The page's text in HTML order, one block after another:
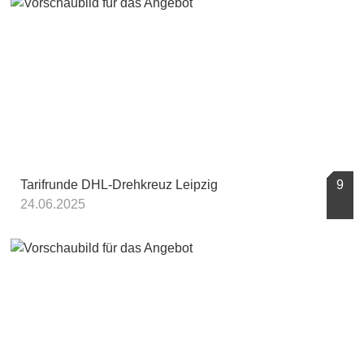
Tarifrunde DHL-Drehkreuz Leipzig
24.06.2025
9